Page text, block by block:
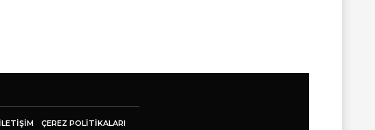
İLETIŞIM ÇEREZ POLITIKALARI